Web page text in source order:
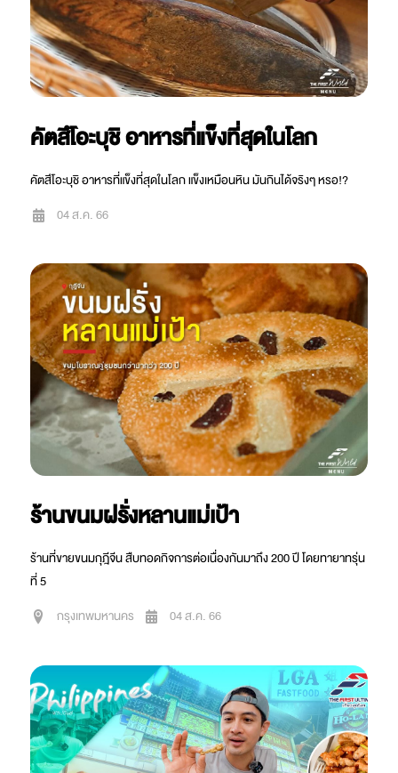
คัตสึโอะบุชิ อาหารที่แข็งที่สุดในโลก
คัตสึโอะบุชิ อาหารที่แข็งที่สุดในโลก แข็งเหมือนหิน มันกินได้จริงๆ หรอ!?
04 ส.ค. 66
ร้านขนมฝรั่งหลานแม่เป้า
ร้านที่ขายขนมกุฎีจีน สืบทอดกิจการต่อเนื่องกันมาถึง 200 ปี​ โดยทายาทรุ่น
ที่ 5
กรุงเทพมหานคร
04 ส.ค. 66